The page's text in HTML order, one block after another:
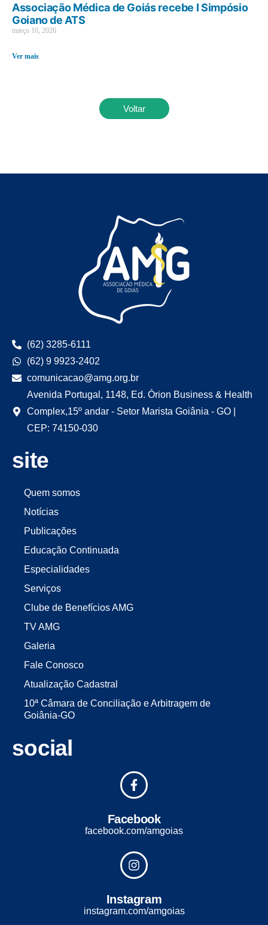
Associação Médica de Goiás recebe I Simpósio
Goiano de ATS
março 16, 2026
Ver mais
Voltar
(62) 3285-6111
(62) 9 9923-2402
comunicacao@amg.org.br
Avenida Portugal, 1148, Ed. Órion Business & Health
Complex,15º andar - Setor Marista Goiânia - GO |
CEP: 74150-030
site
Quem somos
Notícias
Publicações
Educação Continuada
Especialidades
Serviços
Clube de Benefícios AMG
TV AMG
Galeria
Fale Conosco
Atualização Cadastral
10ª Câmara de Conciliação e Arbitragem de
Goiânia-GO
social
Facebook
facebook.com/amgoias
Instagram
instagram.com/amgoias